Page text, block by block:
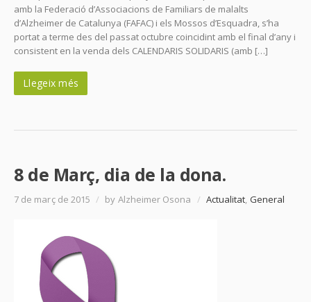
amb la Federació d’Associacions de Familiars de malalts
d’Alzheimer de Catalunya (FAFAC) i els Mossos d’Esquadra, s’ha
portat a terme des del passat octubre coincidint amb el final d’any i
consistent en la venda dels CALENDARIS SOLIDARIS (amb […]
Llegeix més
8 de Març, dia de la dona.
7 de març de 2015 / by Alzheimer Osona / Actualitat, General